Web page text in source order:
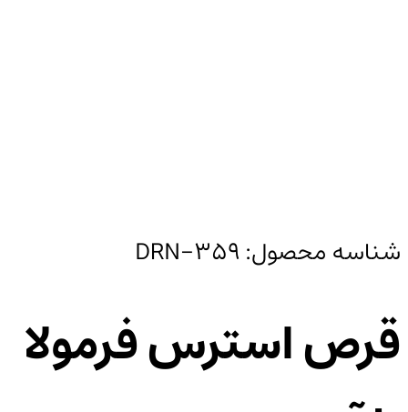
شناسه محصول: DRN-359
قرص استرس فرمولا